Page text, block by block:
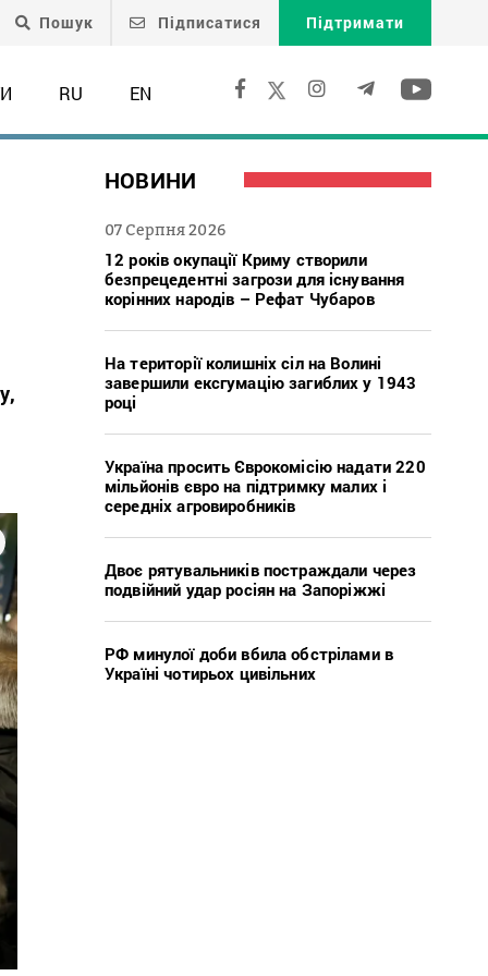
Пошук Підписатися Підтримати
RU EN
НОВИНИ
07 Серпня 2026
12 років окупації Криму створили
безпрецедентні загрози для існування
корінних народів – Рефат Чубаров
На території колишніх сіл на Волині
завершили ексгумацію загиблих у 1943
році
Україна просить Єврокомісію надати 220
мільйонів євро на підтримку малих і
середніх агровиробників
Двоє рятувальників постраждали через
подвійний удар росіян на Запоріжжі
РФ минулої доби вбила обстрілами в
Україні чотирьох цивільних